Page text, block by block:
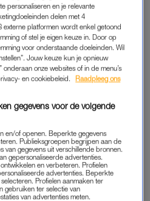
school was ze een
opmerkingen van
al was ze toen nog niet uit de
tot wie ik ben,” vertelt ze.
ook
‘Ik wilde de deur niet meer uit’
haar levenservaringen ooit een
gaat het de laatste tijd niet
haalt als enige een onvoldoende
hebben het idee dat ze er niet
zelf ook wel in dat ze zich moeilijk
thuis speelt. “Ik ga maar patat
personaliseren en je relevante
delen met 4
externe platformen wordt enkel getoond
of stel je eigen keuze in. Door op
voor onderstaande doeleinden. Wil
Jouw keuze kun je opnieuw
onderaan onze websites of in de menu’s
en cookiebeleid.
Raadpleeg ons
gegevens voor de volgende
en/of openen. Beperkte gegevens
Publieksgroepen begrijpen aan de
van gegevens uit verschillende bronnen.
gepersonaliseerde advertenties.
en verbeteren. Profielen
advertenties. Beperkte
Profielen aanmaken ter
gebruiken ter selectie van
van advertenties meten.